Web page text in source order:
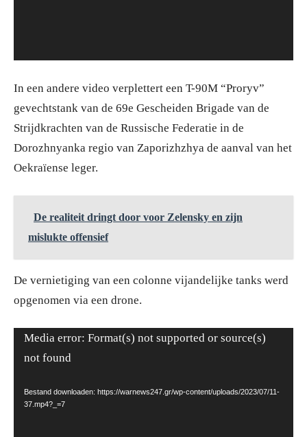
In een andere video verplettert een T-90M “Proryv”
gevechtstank van de 69e Gescheiden Brigade van de
Strijdkrachten van de Russische Federatie in de
Dorozhnyanka regio van Zaporizhzhya de aanval van het
Oekraïense leger.
De realiteit dringt door voor Zelensky en zijn
mislukte offensief
De vernietiging van een colonne vijandelijke tanks werd
opgenomen via een drone.
Videospeler
Media error: Format(s) not supported or source(s)
not found
Bestand downloaden: https://warnews247.gr/wp-content/uploads/2023/07/11-
37.mp4?_=7